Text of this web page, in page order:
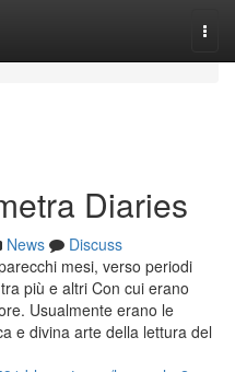
Diaries
News
Discuss
mesi, verso periodi
più e altri Con cui erano
Usualmente erano le
e divina arte della lettura del